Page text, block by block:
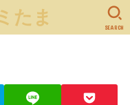
たま SEARCH